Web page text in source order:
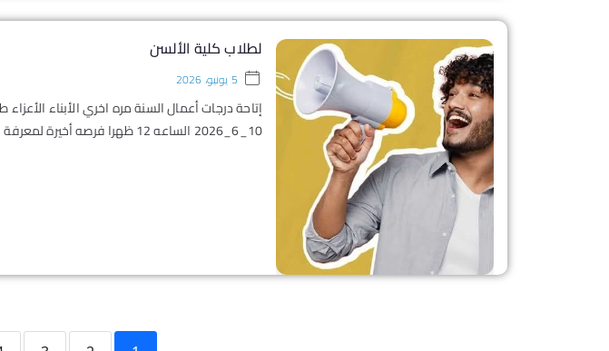
لطلاب كلية الألسن
5 يونيو، 2026
إتاحة درجات أعمال السنة مره اخري الأبناء
10_6_2026 الساعه 12 ظهرا فرصه أخيرة لمعرفة درجاتك في أعمال السنه...